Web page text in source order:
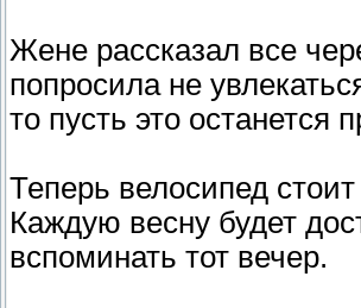
Жене рассказал все
попросила не
то пусть это
Теперь велосипед
Каждую весну будет
вспоминать тот вечер.